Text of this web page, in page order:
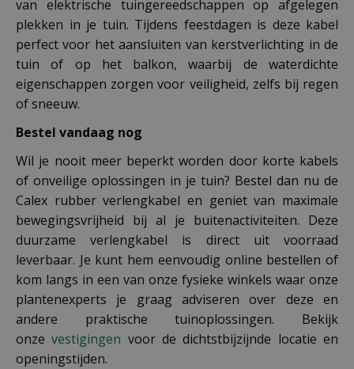
van elektrische tuingereedschappen op afgelegen
plekken in je tuin. Tijdens feestdagen is deze kabel
perfect voor het aansluiten van kerstverlichting in de
tuin of op het balkon, waarbij de waterdichte
eigenschappen zorgen voor veiligheid, zelfs bij regen
of sneeuw.
Bestel vandaag nog
Wil je nooit meer beperkt worden door korte kabels
of onveilige oplossingen in je tuin? Bestel dan nu de
Calex rubber verlengkabel en geniet van maximale
bewegingsvrijheid bij al je buitenactiviteiten. Deze
duurzame verlengkabel is direct uit voorraad
leverbaar. Je kunt hem eenvoudig online bestellen of
kom langs in een van onze fysieke winkels waar onze
plantenexperts je graag adviseren over deze en
andere praktische tuinoplossingen. Bekijk
onzevestigingen voor de dichtstbijzijnde locatie en
openingstijden.